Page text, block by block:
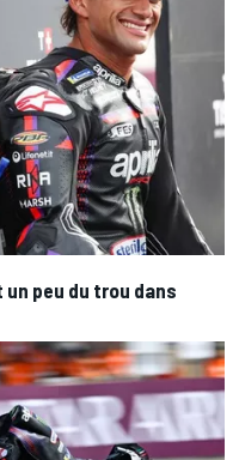
peu du trou dans